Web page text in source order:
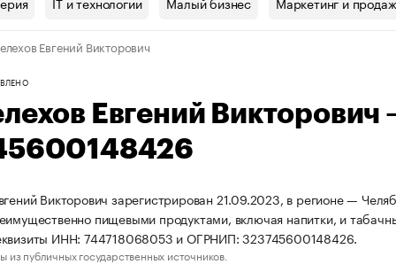
Проверка контрагентов
Евгений Викторович
Евгений
Викторович зарегистрирован 21.09.2023, в регионе —
пищевыми продуктами, включая напитки, и
ИНН: 744718068053 и ОГРНИП: 323745600148426.
из публичных государственных источников.